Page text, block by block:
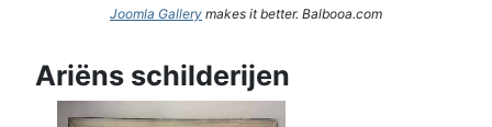
Joomla Gallery makes it better. Balbooa.com
Ariëns schilderijen